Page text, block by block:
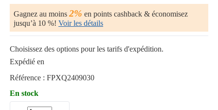
Gagnez au moins 2% en points cashback & économisez
jusqu’à 10 %! Voir les détails
Choisissez des options pour les tarifs d'expédition.
Expédié en
Référence : FPXQ2409030
En stock